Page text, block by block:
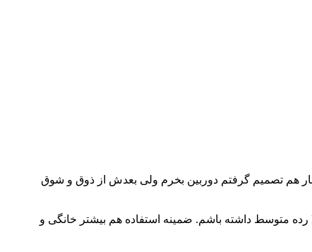
بار هم تصمیم گرفتم دوربین بخرم ولی بعدش از ذوق و شوق
الان بازم تب عکاسیم بالا رفته و از یه طرف هم خانومم هی میگه چرا یه دوربین نمیخری و خودمم دوست دارم یه دوربین DSLR رده متوسط داشته باشم. ضمینه استفاده هم بیشتر خانگی و